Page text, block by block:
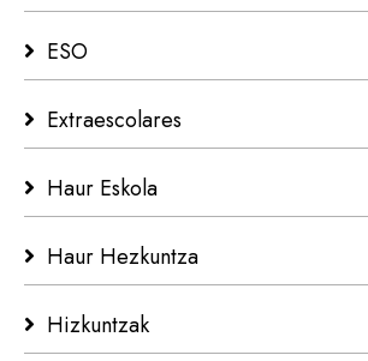
ESO
Extraescolares
Haur Eskola
Haur Hezkuntza
Hizkuntzak